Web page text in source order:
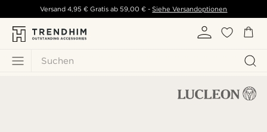
Suchen
Versand 4,95 € Gratis ab 59,00 € - Siehe Versandoptionen